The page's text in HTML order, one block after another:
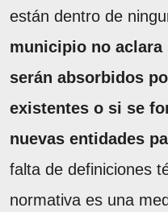
están dentro de
municipio no
serán absorbidos
existentes o si se
nuevas entidades
falta de definiciones
normativa es una